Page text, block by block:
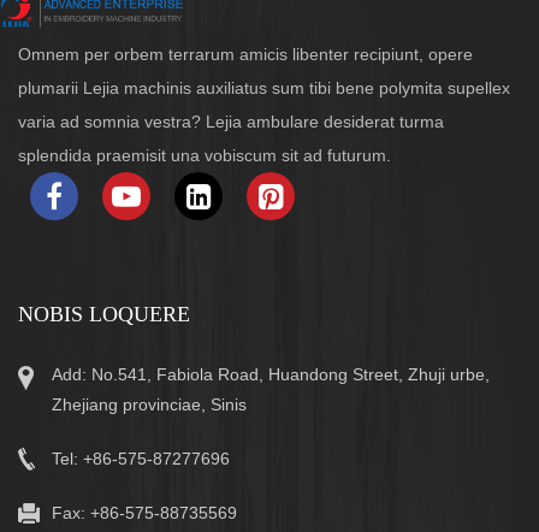
Omnem per orbem terrarum amicis libenter recipiunt, opere
plumarii Lejia machinis auxiliatus sum tibi bene polymita supellex
varia ad somnia vestra? Lejia ambulare desiderat turma
splendida praemisit una vobiscum sit ad futurum.
NOBIS LOQUERE
Add: No.541, Fabiola Road, Huandong Street, Zhuji urbe,
Zhejiang provinciae, Sinis
Tel: +86-575-87277696
Fax: +86-575-88735569